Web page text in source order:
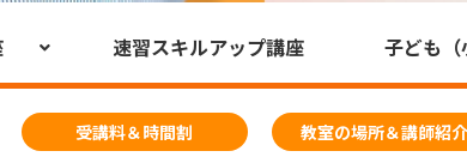
速習スキルアップ講座 子ども
受講料＆時間割 教室の場所＆講師紹介